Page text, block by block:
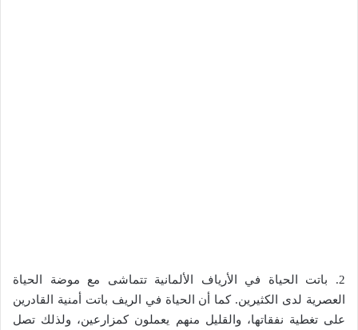
2. باتت الحياة في الأرياف الألمانية تتماشى مع موضة الحياة
العصرية لدى الكثيرين. كما أن الحياة في الريف باتت أمنية القادرين
على تغطية نفقاتها، والقليل منهم يعملون كمزارعين، ولذلك تصل